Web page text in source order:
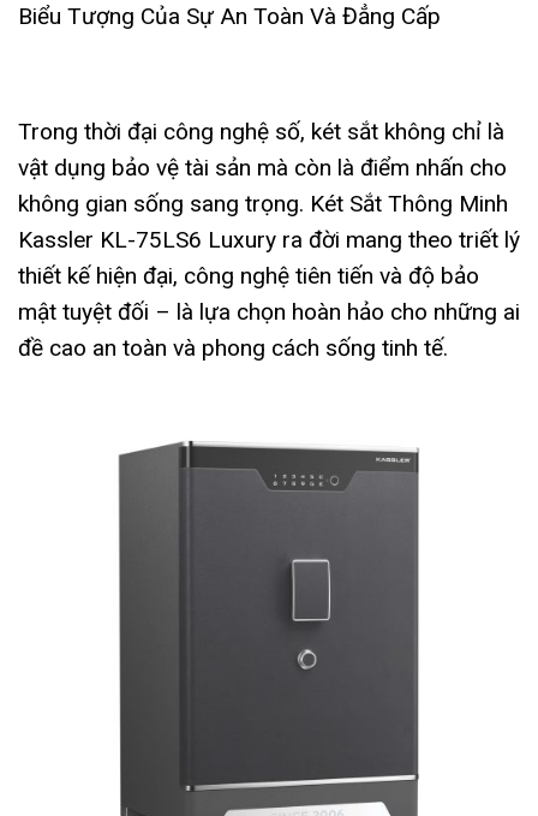
Biểu Tượng Của Sự An Toàn Và Đẳng Cấp
Trong thời đại công nghệ số, két sắt không chỉ là
vật dụng bảo vệ tài sản mà còn là điểm nhấn cho
không gian sống sang trọng. Két Sắt Thông Minh
Kassler KL-75LS6 Luxury ra đời mang theo triết lý
thiết kế hiện đại, công nghệ tiên tiến và độ bảo
mật tuyệt đối – là lựa chọn hoàn hảo cho những ai
đề cao an toàn và phong cách sống tinh tế.